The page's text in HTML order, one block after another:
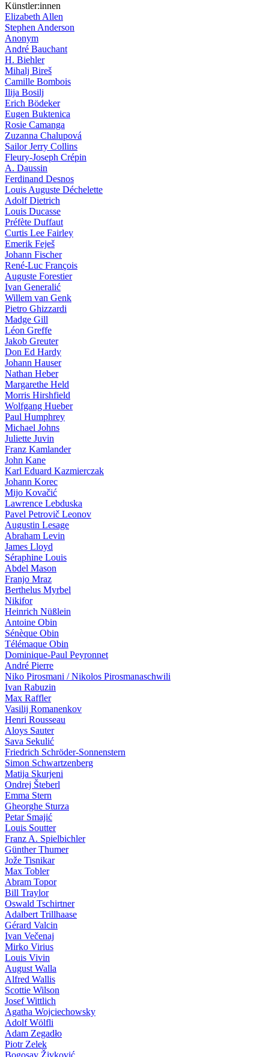
Künstler:innen
Elizabeth Allen
Stephen Anderson
Anonym
André Bauchant
H. Biehler
Mihalj Bireš
Camille Bombois
Ilija Bosilj
Erich Bödeker
Eugen Buktenica
Rosie Camanga
Zuzanna Chalupová
Sailor Jerry Collins
Fleury-Joseph Crépin
A. Daussin
Ferdinand Desnos
Louis Auguste Déchelette
Adolf Dietrich
Louis Ducasse
Préfète Duffaut
Curtis Lee Fairley
Emerik Feješ
Johann Fischer
René-Luc François
Auguste Forestier
Ivan Generalić
Willem van Genk
Pietro Ghizzardi
Madge Gill
Léon Greffe
Jakob Greuter
Don Ed Hardy
Johann Hauser
Nathan Heber
Margarethe Held
Morris Hirshfield
Wolfgang Hueber
Paul Humphrey
Michael Johns
Juliette Juvin
Franz Kamlander
John Kane
Karl Eduard Kazmierczak
Johann Korec
Mijo Kovačić
Lawrence Lebduska
Pavel Petrovič Leonov
Augustin Lesage
Abraham Levin
James Lloyd
Séraphine Louis
Abdel Mason
Franjo Mraz
Berthelus Myrbel
Nikifor
Heinrich Nüßlein
Antoine Obin
Sénèque Obin
Télémaque Obin
Dominique-Paul Peyronnet
André Pierre
Niko Pirosmani / Nikolos Pirosmanaschwili
Ivan Ra­bu­zin
Max Raffler
Vasilij Romanenkov
Henri Rousseau
Aloys Sauter
Sava Sekulić
Friedrich Schröder-Sonnenstern
Simon Schwartzenberg
Matija Skurjeni
Ondrej Šteberl
Emma Stern
Gheorghe Sturza
Petar Smajić
Louis Soutter
Franz A. Spielbichler
Günther Thumer
Jože Tisnikar
Max Tobler
Abram Topor
Bill Traylor
Oswald Tschirtner
Adalbert Trillhaase
Gérard Valcin
Ivan Večenaj
Mirko Virius
Louis Vivin
August Walla
Alfred Wallis
Scottie Wilson
Josef Wittlich
Agatha Wojciechowsky
Adolf Wölfli
Adam Zegadło
Piotr Zelek
Bogosav Živković